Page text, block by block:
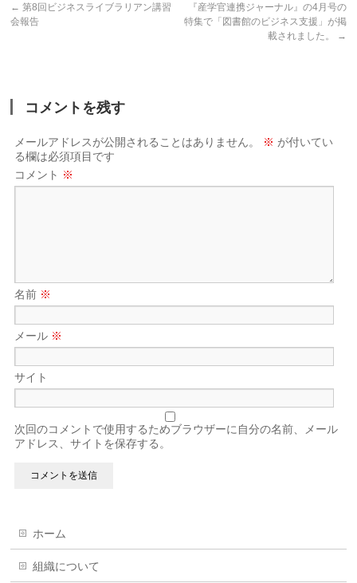
← 第8回ビジネスライブラリアン講習
会報告
『産学官連携ジャーナル』の4月号の
特集で「図書館のビジネス支援」が掲
載されました。
→
コメントを残す
メールアドレスが公開されることはありません。 ※ が付いてい
る欄は必須項目です
コメント ※
名前 ※
メール ※
サイト
次回のコメントで使用するためブラウザーに自分の名前、メール
アドレス、サイトを保存する。
ホーム
組織について